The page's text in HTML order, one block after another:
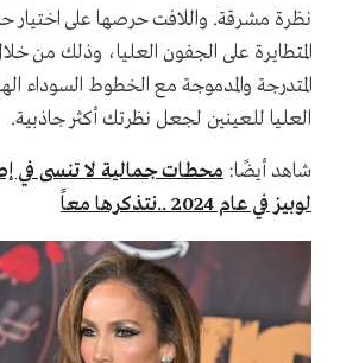
نظرة مشرقة. واللافت حرصها على اختيار
المتطايرة على الجفون العليا، وذلك من
المتدرجة والمدموجة مع الخطوط السوداء
العليا للعينين لجعل نظرتك أكثر جاذبية.
شاهد أيضًا: محطات جمالية لا تنسى في
لوبيز في عام 2024 ..نتذكرها معاً